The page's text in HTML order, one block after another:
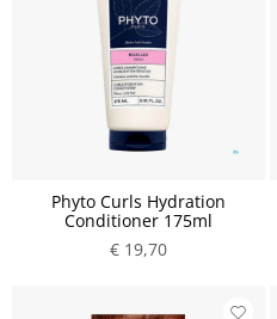
Phyto Curls Hydration
Conditioner 175ml
€ 19,70